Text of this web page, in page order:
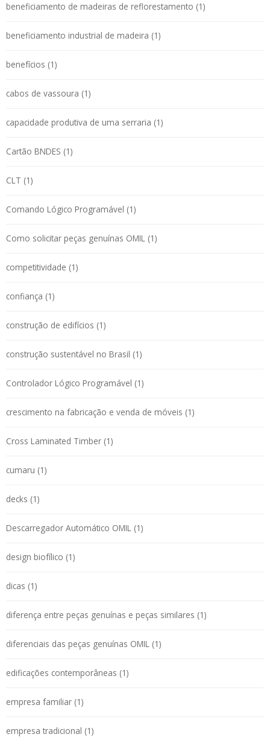
beneficiamento de madeiras de reflorestamento (1)
beneficiamento industrial de madeira (1)
benefícios (1)
cabos de vassoura (1)
capacidade produtiva de uma serraria (1)
Cartão BNDES (1)
CLT (1)
Comando Lógico Programável (1)
Como solicitar peças genuínas OMIL (1)
competitividade (1)
confiança (1)
construção de edifícios (1)
construção sustentável no Brasil (1)
Controlador Lógico Programável (1)
crescimento na fabricação e venda de móveis (1)
Cross Laminated Timber (1)
cumaru (1)
decks (1)
Descarregador Automático OMIL (1)
design biofílico (1)
dicas (1)
diferença entre peças genuínas e peças similares (1)
diferenciais das peças genuínas OMIL (1)
edificações contemporâneas (1)
empresa familiar (1)
empresa tradicional (1)